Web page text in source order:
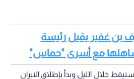
بن غفير يقيل رئيسة
مع أسرى "حماس"
خلال الليل وبدأ بإطلاق النيران